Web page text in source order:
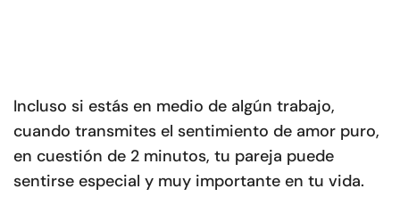
Incluso si estás en medio de algún trabajo,
cuando transmites el sentimiento de amor puro,
en cuestión de 2 minutos, tu pareja puede
sentirse especial y muy importante en tu vida.